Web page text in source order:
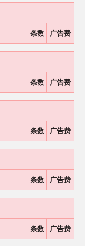
条数 广告费
条数 广告费
条数 广告费
条数 广告费
条数 广告费